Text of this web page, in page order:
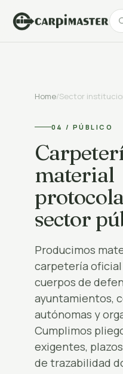
Catalogue
Our best projects
Home/Sector
04 / PÚBLICO
material
sector
Producimos
carpetería
cuerpos de
ayuntamientos,
autónomas y
Cumplimos
exigentes,
de trazabilidad